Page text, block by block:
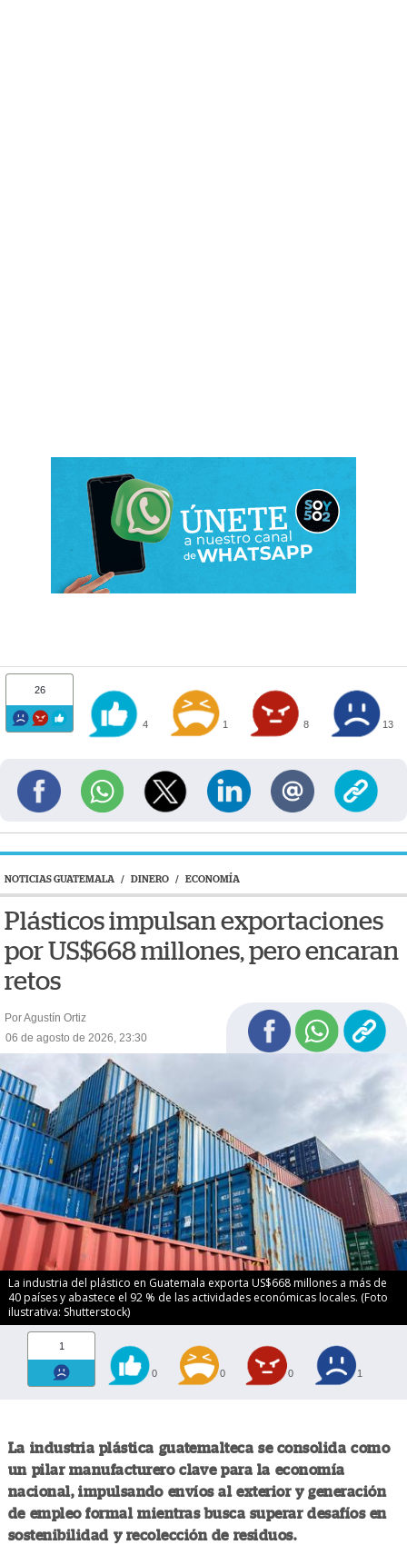
26
4 1 8 13
NOTICIAS GUATEMALA / DINERO / ECONOMÍA
Plásticos impulsan exportaciones
por US$668 millones, pero encaran
retos
Por Agustín Ortiz
06 de agosto de 2026, 23:30
La industria del plástico en Guatemala exporta US$668 millones a más de
40 países y abastece el 92 % de las actividades económicas locales. (Foto
ilustrativa: Shutterstock)
1
0 0 0 1
La industria plástica guatemalteca se consolida como
un pilar manufacturero clave para la economía
nacional, impulsando envíos al exterior y generación
de empleo formal mientras busca superar desafíos en
sostenibilidad y recolección de residuos.